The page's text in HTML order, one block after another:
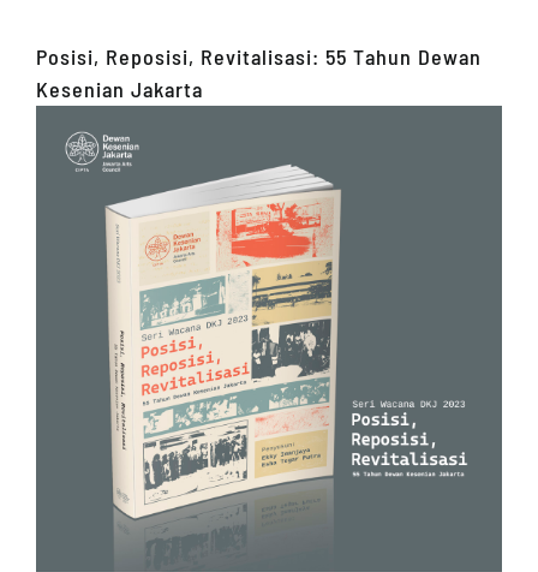
Posisi, Reposisi, Revitalisasi: 55 Tahun Dewan
Kesenian Jakarta